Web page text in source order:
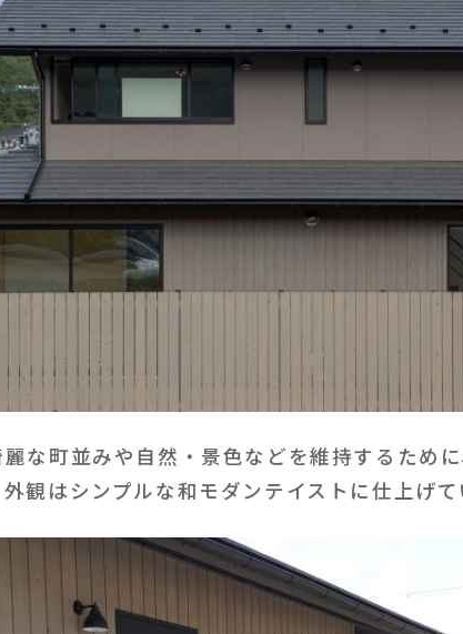
な町並みや自然・景色などを維持するため
観はシンプルな和モダンテイストに仕上げて